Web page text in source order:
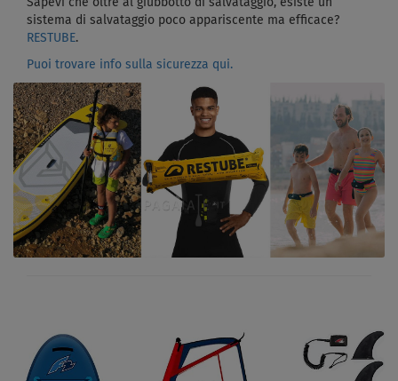
Sapevi che oltre al giubbotto di salvataggio, esiste un
sistema di salvataggio poco appariscente ma efficace?
RESTUBE.
Puoi trovare info sulla sicurezza qui.